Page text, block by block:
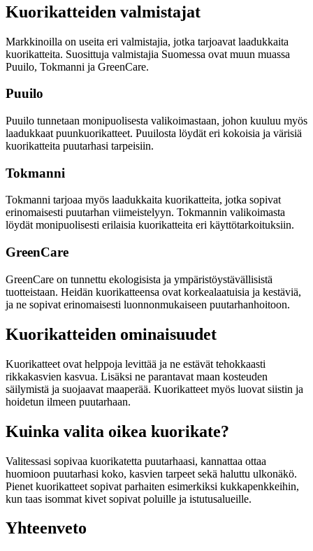
Kuorikatteiden valmistajat
Markkinoilla on useita eri valmistajia, jotka tarjoavat laadukkaita
kuorikatteita. Suosittuja valmistajia Suomessa ovat muun muassa
Puuilo, Tokmanni ja GreenCare.
Puuilo
Puuilo tunnetaan monipuolisesta valikoimastaan, johon kuuluu myös
laadukkaat puunkuorikatteet. Puuilosta löydät eri kokoisia ja värisiä
kuorikatteita puutarhasi tarpeisiin.
Tokmanni
Tokmanni tarjoaa myös laadukkaita kuorikatteita, jotka sopivat
erinomaisesti puutarhan viimeistelyyn. Tokmannin valikoimasta
löydät monipuolisesti erilaisia kuorikatteita eri käyttötarkoituksiin.
GreenCare
GreenCare on tunnettu ekologisista ja ympäristöystävällisistä
tuotteistaan. Heidän kuorikatteensa ovat korkealaatuisia ja kestäviä,
ja ne sopivat erinomaisesti luonnonmukaiseen puutarhanhoitoon.
Kuorikatteiden ominaisuudet
Kuorikatteet ovat helppoja levittää ja ne estävät tehokkaasti
rikkakasvien kasvua. Lisäksi ne parantavat maan kosteuden
säilymistä ja suojaavat maaperää. Kuorikatteet myös luovat siistin ja
hoidetun ilmeen puutarhaan.
Kuinka valita oikea kuorikate?
Valitessasi sopivaa kuorikatetta puutarhaasi, kannattaa ottaa
huomioon puutarhasi koko, kasvien tarpeet sekä haluttu ulkonäkö.
Pienet kuorikatteet sopivat parhaiten esimerkiksi kukkapenkkeihin,
kun taas isommat kivet sopivat poluille ja istutusalueille.
Yhteenveto